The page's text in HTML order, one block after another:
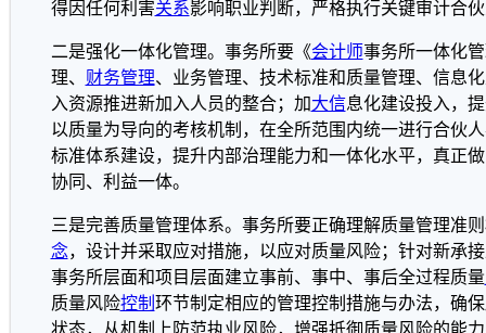
得因任何利害关系影响职业判断，严格执行关键审计合
二是强化一体化管理。事务所要《会计师事务所一体化
理、 财务管理、业务管理、技术标准和质量管理、信息
入资源推进新加入人员的整合；加大信息化建设投入，
以质量为导向的考核机制，在全所范围内统一进行合伙
标准体系建设，提升内部治理能力和一体化水平，真正
协同、利益一体。
三是完善质量管理体系。事务所要正确理解质量管理准
念，设计并采取应对措施，以应对质量风险；针对新承
事务所层面和项目层面建立事前、事中、事后全过程质量
质量风险控制 环节制定相应的管理控制措施与办法，确
状态，从机制上防范执业风险，增强抵御质量风险的能